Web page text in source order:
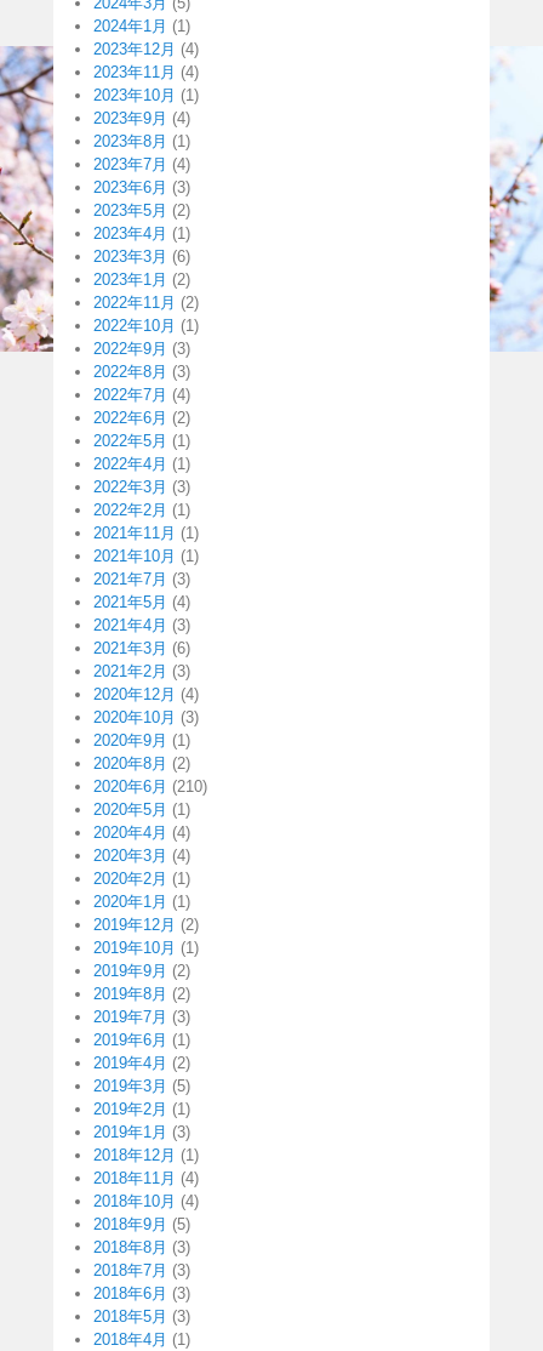
2024年1月 (1)
2023年12月 (4)
2023年11月 (4)
2023年10月 (1)
2023年9月 (4)
2023年8月 (1)
2023年7月 (4)
2023年6月 (3)
2023年5月 (2)
2023年4月 (1)
2023年3月 (6)
2023年1月 (2)
2022年11月 (2)
2022年10月 (1)
2022年9月 (3)
2022年8月 (3)
2022年7月 (4)
2022年6月 (2)
2022年5月 (1)
2022年4月 (1)
2022年3月 (3)
2022年2月 (1)
2021年11月 (1)
2021年10月 (1)
2021年7月 (3)
2021年5月 (4)
2021年4月 (3)
2021年3月 (6)
2021年2月 (3)
2020年12月 (4)
2020年10月 (3)
2020年9月 (1)
2020年8月 (2)
2020年6月 (210)
2020年5月 (1)
2020年4月 (4)
2020年3月 (4)
2020年2月 (1)
2020年1月 (1)
2019年12月 (2)
2019年10月 (1)
2019年9月 (2)
2019年8月 (2)
2019年7月 (3)
2019年6月 (1)
2019年4月 (2)
2019年3月 (5)
2019年2月 (1)
2019年1月 (3)
2018年12月 (1)
2018年11月 (4)
2018年10月 (4)
2018年9月 (5)
2018年8月 (3)
2018年7月 (3)
2018年6月 (3)
2018年5月 (3)
2018年4月 (1)